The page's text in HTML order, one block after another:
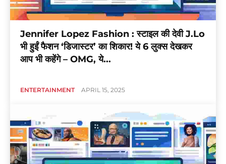
Jennifer Lopez Fashion : स्टाइल की देवी J.Lo
भी हुईं फैशन ‘डिजास्टर’ का शिकार! ये 6 लुक्स देखकर
आप भी कहेंगे – OMG, ये...
ENTERTAINMENT APRIL 15, 2025